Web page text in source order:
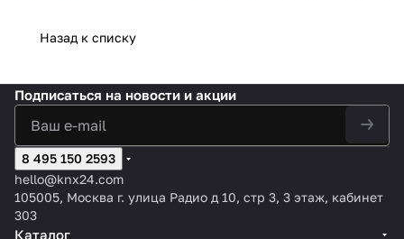
групп - 1
me
v2
канальн
/RGB
X
мест
ный
Назад к списку
Подписаться на новости и акции
8 495 150 2593
hello@knx24.com
105005, Москва г. улица Радио д 10, стр 3, 3 этаж, кабинет
303
Каталог